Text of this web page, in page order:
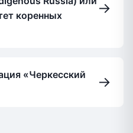
коренных
→
«Черкесский
→